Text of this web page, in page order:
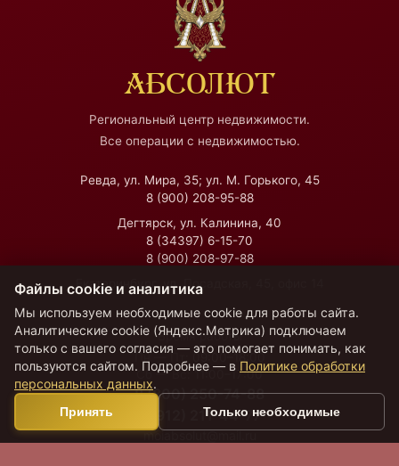
АБСОЛЮТ
Региональный центр недвижимости.
Все операции с недвижимостью.
Ревда, ул. Мира, 35; ул. М. Горького, 45
8 (900) 208-95-88
Дегтярск, ул. Калинина, 40
8 (34397) 6-15-70
8 (900) 208-97-88
Екатеринбург, ул. Посадская, 45, офис 14
Время работы
Пн — Пт:
09:00–18:00
Сб — Вс:11:00–17:00
8 (800) 250-74-88
8 (912) 211-44-77
moiabsolut@mail.ru
Файлы cookie и аналитика
Мы используем необходимые cookie для работы сайта.
Аналитические cookie (Яндекс.Метрика) подключаем
только с вашего согласия — это помогает понимать, как
пользуются сайтом. Подробнее — в Политике обработки
персональных данных.
Принять Только необходимые